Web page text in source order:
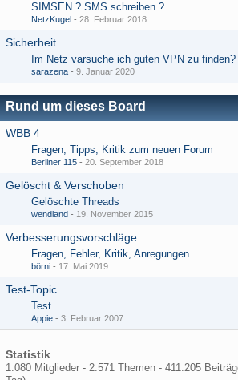
SIMSEN ? SMS schreiben ?
NetzKugel - 28. Februar 2018
Sicherheit
Im Netz varsuche ich guten VPN zu finden?
sarazena - 9. Januar 2020
Rund um dieses Board
WBB 4
Fragen, Tipps, Kritik zum neuen Forum
Berliner 115 - 20. September 2018
Gelöscht & Verschoben
Gelöschte Threads
wendland - 19. November 2015
Verbesserungsvorschläge
Fragen, Fehler, Kritik, Anregungen
börni - 17. Mai 2019
Test-Topic
Test
Appie - 3. Februar 2007
Statistik
1.080 Mitglieder - 2.571 Themen - 411.205